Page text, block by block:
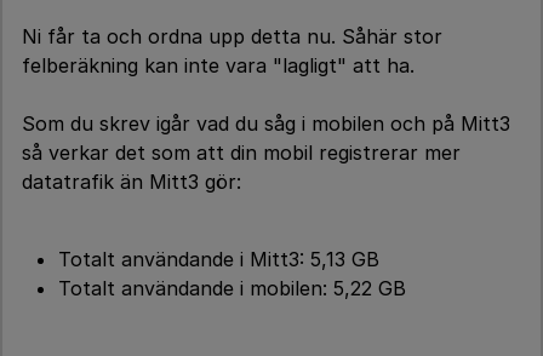
Ni får ta och ordna upp detta nu. Såhär stor
felberäkning kan inte vara "lagligt" att ha.
Som du skrev igår vad du såg i mobilen och på Mitt3
så verkar det som att din mobil registrerar mer
datatrafik än Mitt3 gör:
Totalt användande i Mitt3: 5,13 GB
Totalt användande i mobilen: 5,22 GB